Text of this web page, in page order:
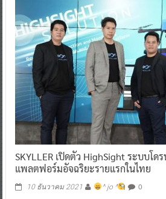
SKYLLER เปิดตัว HighSight ระบบโด
แพลตฟอร์มอัจฉริยะรายแรกในไทย
10 ธันวาคม 2021 ^ jo ^ 0